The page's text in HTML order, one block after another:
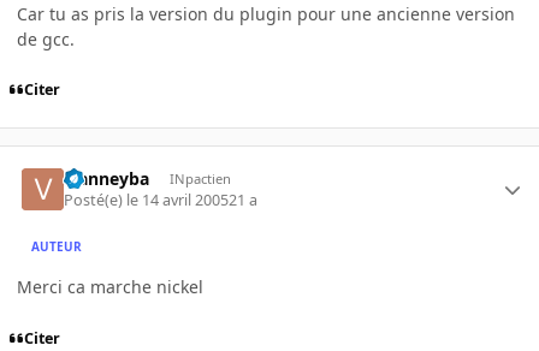
Car tu as pris la version du plugin pour une ancienne version
de gcc.
Citer
vianneyba INpactien
Posté(e) le 14 avril 200521 a
AUTEUR
Merci ca marche nickel
Citer